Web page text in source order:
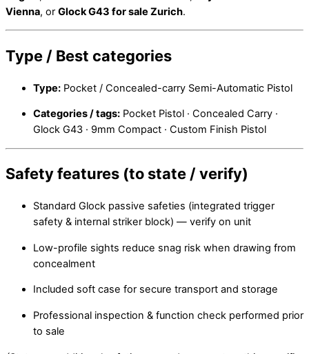
Vienna, or Glock G43 for sale Zurich.
Type / Best categories
Type: Pocket / Concealed-carry Semi-Automatic Pistol
Categories / tags: Pocket Pistol · Concealed Carry ·
Glock G43 · 9mm Compact · Custom Finish Pistol
Safety features (to state / verify)
Standard Glock passive safeties (integrated trigger
safety & internal striker block) — verify on unit
Low-profile sights reduce snag risk when drawing from
concealment
Included soft case for secure transport and storage
Professional inspection & function check performed prior
to sale